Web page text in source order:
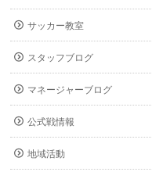
サッカー教室
スタッフブログ
マネージャーブログ
公式戦情報
地域活動